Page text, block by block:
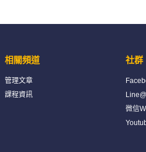
相關頻道
管理文章
課程資訊
社群
Line@
微信